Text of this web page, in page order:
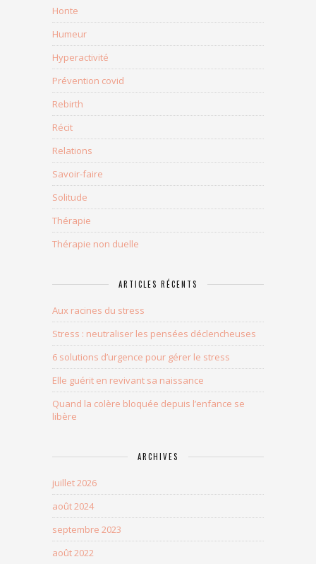
Honte
Humeur
Hyperactivité
Prévention covid
Rebirth
Récit
Relations
Savoir-faire
Solitude
Thérapie
Thérapie non duelle
ARTICLES RÉCENTS
Aux racines du stress
Stress : neutraliser les pensées déclencheuses
6 solutions d’urgence pour gérer le stress
Elle guérit en revivant sa naissance
Quand la colère bloquée depuis l’enfance se
libère
ARCHIVES
juillet 2026
août 2024
septembre 2023
août 2022